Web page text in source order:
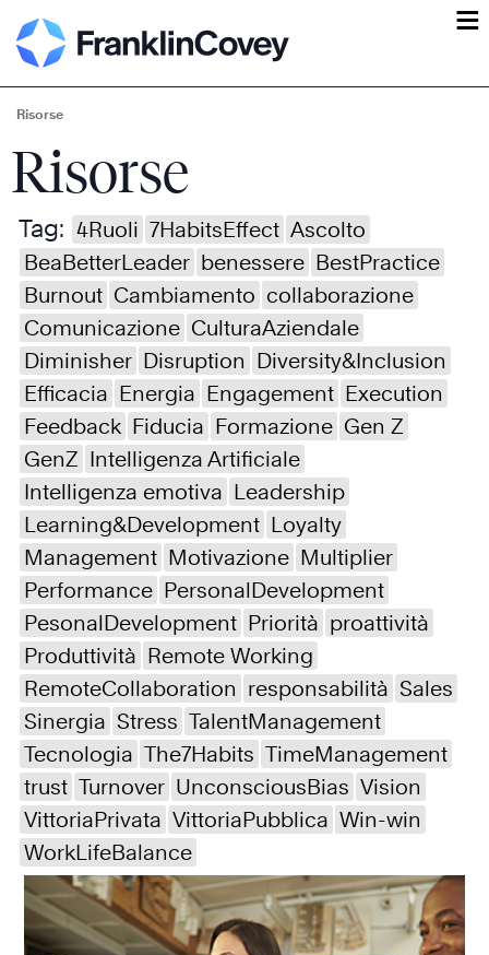
ĕ
Risorse
Risorse
Tag: 4Ruoli 7HabitsEffect Ascolto
BeaBetterLeader benessere BestPractice
Burnout Cambiamento collaborazione
Comunicazione CulturaAziendale
Diminisher Disruption Diversity&Inclusion
Efficacia Energia Engagement Execution
Feedback Fiducia Formazione Gen Z
GenZ Intelligenza Artificiale
Intelligenza emotiva Leadership
Learning&Development Loyalty
Management Motivazione Multiplier
Performance PersonalDevelopment
PesonalDevelopment Priorità proattività
Produttività Remote Working
RemoteCollaboration responsabilità Sales
Sinergia Stress TalentManagement
Tecnologia The7Habits TimeManagement
trust Turnover UnconsciousBias Vision
VittoriaPrivata VittoriaPubblica Win-win
WorkLifeBalance